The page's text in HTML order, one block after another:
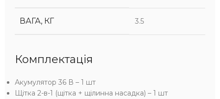
ВАГА, КГ 3.5
Комплектація
Акумулятор 36 В – 1 шт
Щітка 2-в-1 (щітка + щілинна насадка) – 1 шт